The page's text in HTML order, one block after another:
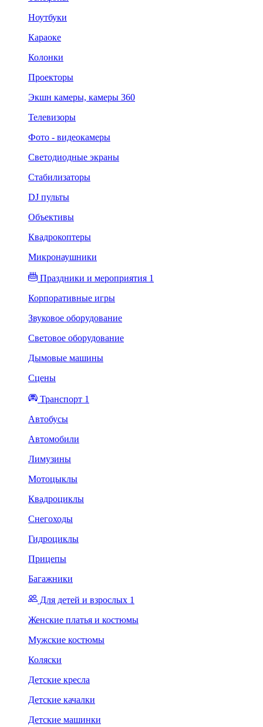
Ноутбуки
Караоке
Колонки
Проекторы
Экшн камеры, камеры 360
Телевизоры
Фото - видеокамеры
Светодиодные экраны
Стабилизаторы
DJ пульты
Объективы
Квадрокоптеры
Микронаушники
Праздники и мероприятия 1
Корпоративные игры
Звуковое оборудование
Световое оборудование
Дымовые машины
Сцены
Транспорт 1
Автобусы
Автомобили
Лимузины
Мотоцыклы
Квадроциклы
Снегоходы
Гидроциклы
Прицепы
Багажники
Для детей и взрослых 1
Женские платья и костюмы
Мужские костюмы
Коляски
Детские кресла
Детские качалки
Детские машинки